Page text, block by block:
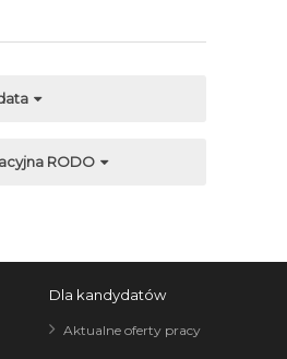
RODO
Dla kandydatów
Aktualne oferty pracy